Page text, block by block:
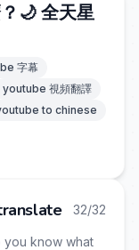
🌙 全天星
字幕
youtube 視頻翻譯
to chinese
32/32
you know what